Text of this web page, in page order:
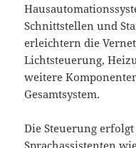
Schnittstellen und
erleichtern die
Lichtsteuerung,
weitere
Gesamtsystem.
Die Steuerung
Sprachassistenten